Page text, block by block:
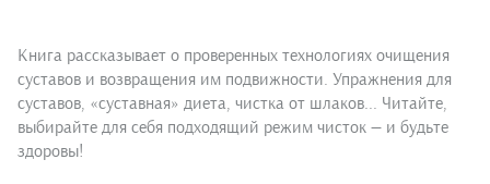
Книга рассказывает о проверенных технологиях очищения
суставов и возвращения им подвижности. Упражнения для
суставов, «суставная» диета, чистка от шлаков... Читайте,
выбирайте для себя подходящий режим чисток — и будьте
здоровы!